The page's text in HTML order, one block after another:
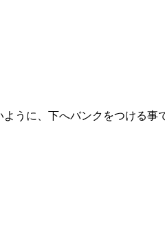
うに、下へバンクをつける事